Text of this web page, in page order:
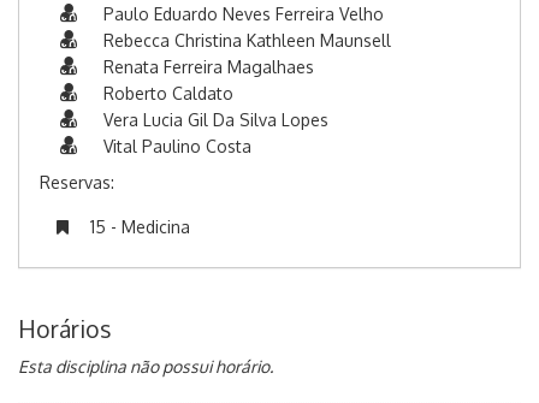
Paulo Eduardo Neves Ferreira Velho
Rebecca Christina Kathleen Maunsell
Renata Ferreira Magalhaes
Roberto Caldato
Vera Lucia Gil Da Silva Lopes
Vital Paulino Costa
Reservas:
15 - Medicina
Horários
Esta disciplina não possui horário.